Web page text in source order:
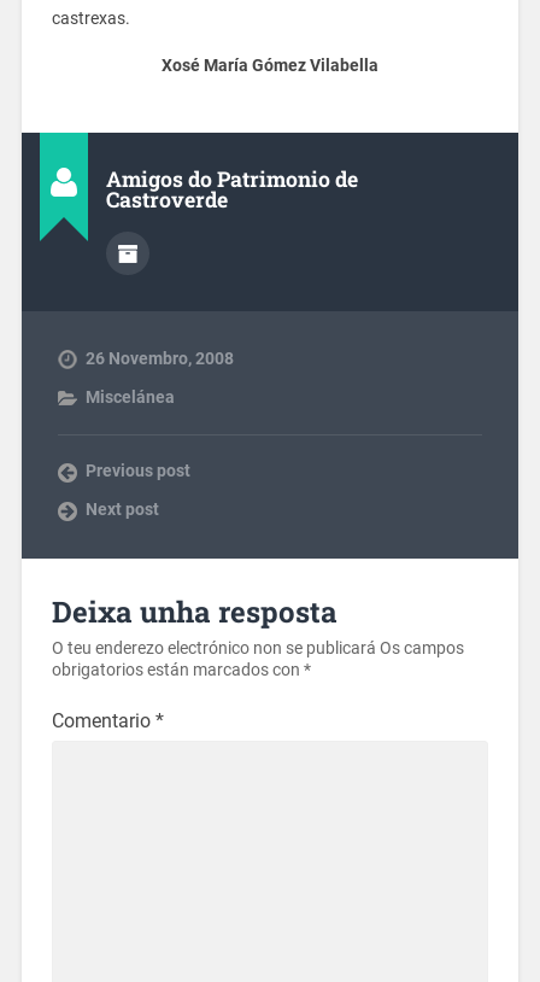
castrexas.
Xosé María Gómez Vilabella
Amigos do Patrimonio de
Castroverde
26 Novembro, 2008
Miscelánea
Previous post
Next post
Deixa unha resposta
O teu enderezo electrónico non se publicará Os campos
obrigatorios están marcados con *
Comentario *